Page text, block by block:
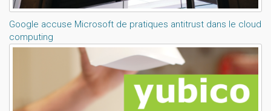
Google accuse Microsoft de pratiques antitrust dans le cloud
computing